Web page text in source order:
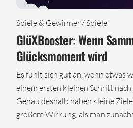
Spiele & Gewinner / Spiele
GlüXBooster: Wenn
Glücksmoment wird
Es fühlt sich gut an, wenn etwas
einem ersten kleinen Schritt
Genau deshalb haben kleine
größere Wirkung, als man